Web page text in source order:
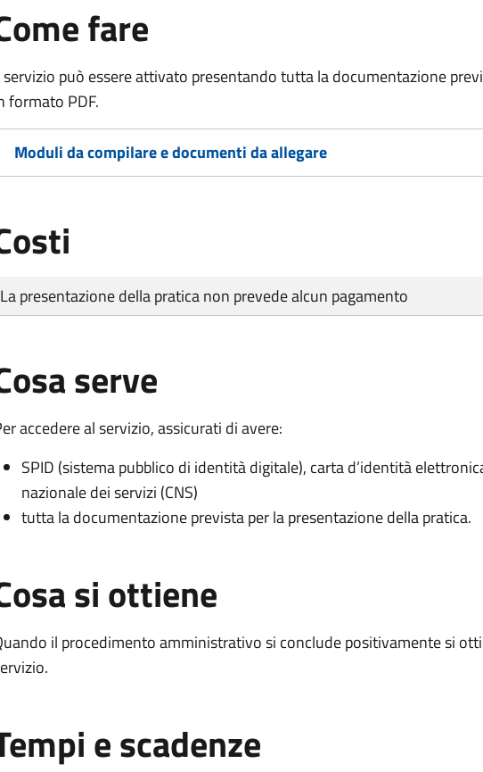
fare
servizio può essere attivato presentando tutta la documentazione
formato PDF.
Moduli da compilare e documenti da allegare
Tipo di pagamento
Importo
La presentazione della pratica non prevede alcun pagamento
serve
accedere al servizio, assicurati di avere:
SPID (sistema pubblico di identità digitale), carta d’identità
nazionale dei servizi (CNS)
tutta la documentazione prevista per la presentazione della pratica.
si ottiene
il procedimento amministrativo si conclude positivamente si
e scadenze